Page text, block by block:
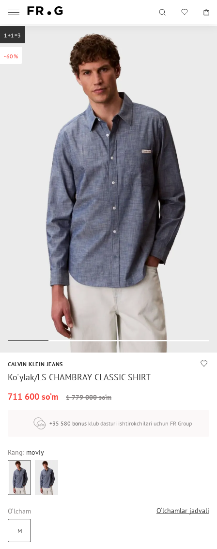
-60%
1+1=3
CALVIN KLEIN JEANS
Ko'ylak/LS CHAMBRAY CLASSIC SHIRT
711 600 so‘m
1 779 000 so‘m
+35 580 bonus klub dasturi ishtirokchilari uchun FR Group
Rang: moviy
O‘lcham O‘lchamlar jadvali
M